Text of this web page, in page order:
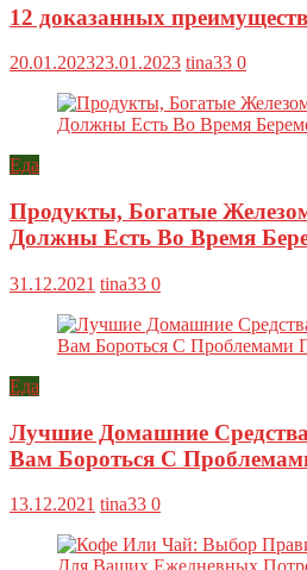
12 доказанных
20.01.202323.01.2023 tina33 0
Еда
Продукты, Богатые
Должны Есть Во Время
31.12.2021 tina33 0
Еда
Лучшие Домашние
Вам Бороться С
13.12.2021 tina33 0